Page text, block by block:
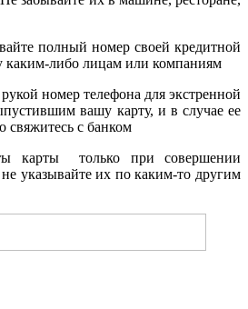
полный номер своей кредитной
каким-либо лицам или компаниям
номер телефона для экстренной
вашу карту, и в случае ее
свяжитесь с банком
карты только при совершении
указывайте их по каким-то другим